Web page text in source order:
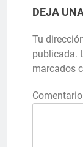
DEJA
Tu
publicada.
marcados
Comentario